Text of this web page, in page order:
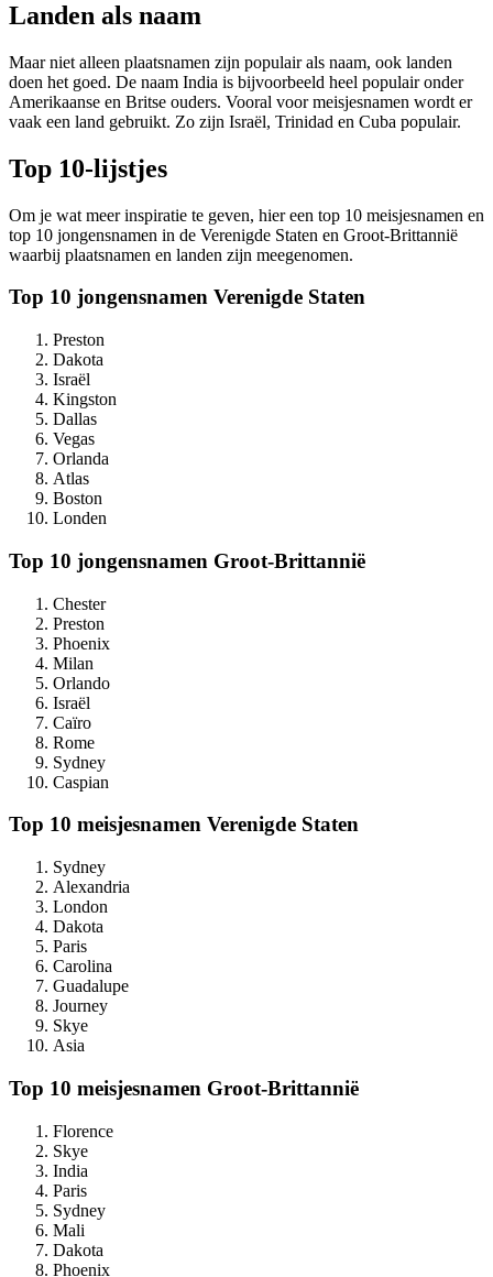
Landen als naam
Maar niet alleen plaatsnamen zijn populair als naam, ook landen
doen het goed. De naam India is bijvoorbeeld heel populair onder
Amerikaanse en Britse ouders. Vooral voor meisjesnamen wordt er
vaak een land gebruikt. Zo zijn Israël, Trinidad en Cuba populair.
Top 10-lijstjes
Om je wat meer inspiratie te geven, hier een top 10 meisjesnamen en
top 10 jongensnamen in de Verenigde Staten en Groot-Brittannië
waarbij plaatsnamen en landen zijn meegenomen.
Top 10 jongensnamen Verenigde Staten
Preston
Dakota
Israël
Kingston
Dallas
Vegas
Orlanda
Atlas
Boston
Londen
Top 10 jongensnamen Groot-Brittannië
Chester
Preston
Phoenix
Milan
Orlando
Israël
Caïro
Rome
Sydney
Caspian
Top 10 meisjesnamen Verenigde Staten
Sydney
Alexandria
London
Dakota
Paris
Carolina
Guadalupe
Journey
Skye
Asia
Top 10 meisjesnamen Groot-Brittannië
Florence
Skye
India
Paris
Sydney
Mali
Dakota
Phoenix